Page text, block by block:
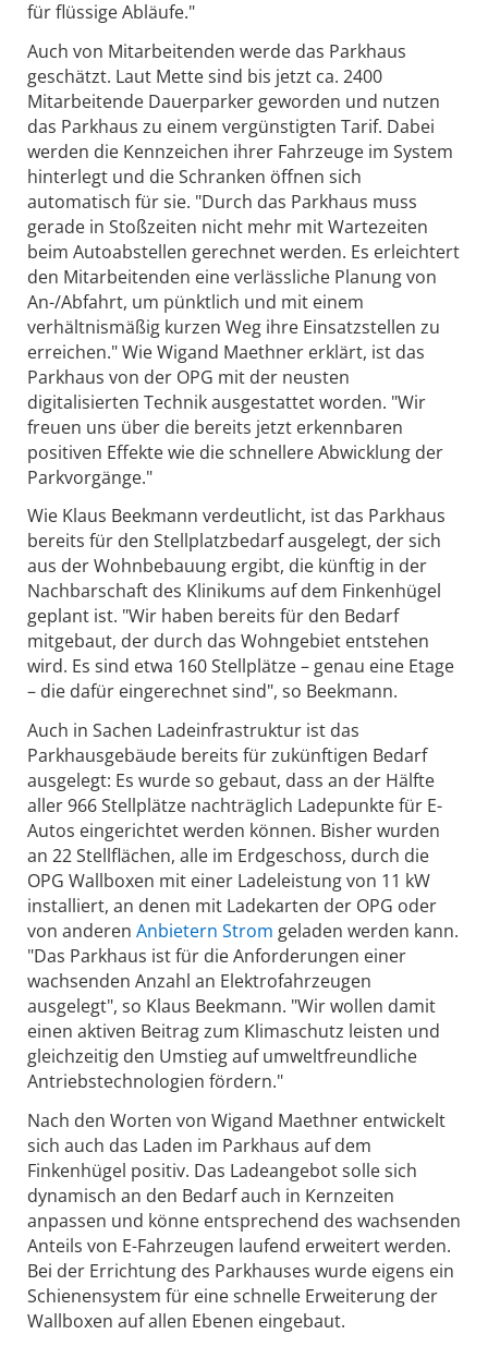
für flüssige Abläufe."
Auch von Mitarbeitenden werde das Parkhaus
geschätzt. Laut Mette sind bis jetzt ca. 2400
Mitarbeitende Dauerparker geworden und nutzen
das Parkhaus zu einem vergünstigten Tarif. Dabei
werden die Kennzeichen ihrer Fahrzeuge im System
hinterlegt und die Schranken öffnen sich
automatisch für sie. "Durch das Parkhaus muss
gerade in Stoßzeiten nicht mehr mit Wartezeiten
beim Autoabstellen gerechnet werden. Es erleichtert
den Mitarbeitenden eine verlässliche Planung von
An-/Abfahrt, um pünktlich und mit einem
verhältnismäßig kurzen Weg ihre Einsatzstellen zu
erreichen." Wie Wigand Maethner erklärt, ist das
Parkhaus von der OPG mit der neusten
digitalisierten Technik ausgestattet worden. "Wir
freuen uns über die bereits jetzt erkennbaren
positiven Effekte wie die schnellere Abwicklung der
Parkvorgänge."
Wie Klaus Beekmann verdeutlicht, ist das Parkhaus
bereits für den Stellplatzbedarf ausgelegt, der sich
aus der Wohnbebauung ergibt, die künftig in der
Nachbarschaft des Klinikums auf dem Finkenhügel
geplant ist. "Wir haben bereits für den Bedarf
mitgebaut, der durch das Wohngebiet entstehen
wird. Es sind etwa 160 Stellplätze – genau eine Etage
– die dafür eingerechnet sind", so Beekmann.
Auch in Sachen Ladeinfrastruktur ist das
Parkhausgebäude bereits für zukünftigen Bedarf
ausgelegt: Es wurde so gebaut, dass an der Hälfte
aller 966 Stellplätze nachträglich Ladepunkte für E-
Autos eingerichtet werden können. Bisher wurden
an 22 Stellflächen, alle im Erdgeschoss, durch die
OPG Wallboxen mit einer Ladeleistung von 11 kW
installiert, an denen mit Ladekarten der OPG oder
von anderen Anbietern Strom geladen werden kann.
"Das Parkhaus ist für die Anforderungen einer
wachsenden Anzahl an Elektrofahrzeugen
ausgelegt", so Klaus Beekmann. "Wir wollen damit
einen aktiven Beitrag zum Klimaschutz leisten und
gleichzeitig den Umstieg auf umweltfreundliche
Antriebstechnologien fördern."
Nach den Worten von Wigand Maethner entwickelt
sich auch das Laden im Parkhaus auf dem
Finkenhügel positiv. Das Ladeangebot solle sich
dynamisch an den Bedarf auch in Kernzeiten
anpassen und könne entsprechend des wachsenden
Anteils von E-Fahrzeugen laufend erweitert werden.
Bei der Errichtung des Parkhauses wurde eigens ein
Schienensystem für eine schnelle Erweiterung der
Wallboxen auf allen Ebenen eingebaut.